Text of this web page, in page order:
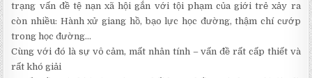
trạng vấn đề tệ nạn xã hội gắn với tội phạm của giới trẻ xảy ra
còn nhiều: Hành xử giang hồ, bạo lực học đường, thậm chí cướp
trong học đường…
Cùng với đó là sự vô cảm, mất nhân tính – vấn đề rất cấp thiết và
rất khó giải